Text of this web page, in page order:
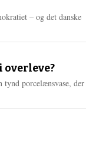
– og det danske
porcelænsvase, der